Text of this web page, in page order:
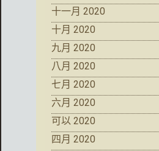
十一月 2020
十月 2020
九月 2020
八月 2020
七月 2020
六月 2020
可以 2020
四月 2020